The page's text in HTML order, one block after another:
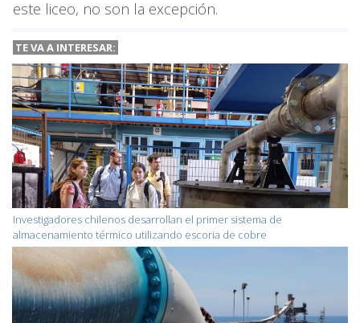
este liceo, no son la excepción.
TE VA A INTERESAR:
Investigadores chilenos desarrollan el primer sistema de
almacenamiento térmico utilizando escoria de cobre